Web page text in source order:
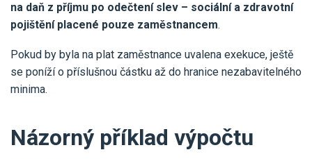
na daň z příjmu po odečtení slev – sociální a zdravotní
pojištění placené pouze zaměstnancem.
Pokud by byla na plat zaměstnance uvalena exekuce, ještě
se poníží o příslušnou částku až do hranice nezabavitelného
minima.
Názorný příklad výpočtu